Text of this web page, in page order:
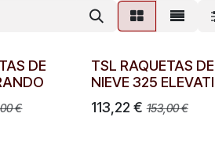
DE
€
TSL RAQUETAS DE
NIEVE 325
113,22 € 153,00€